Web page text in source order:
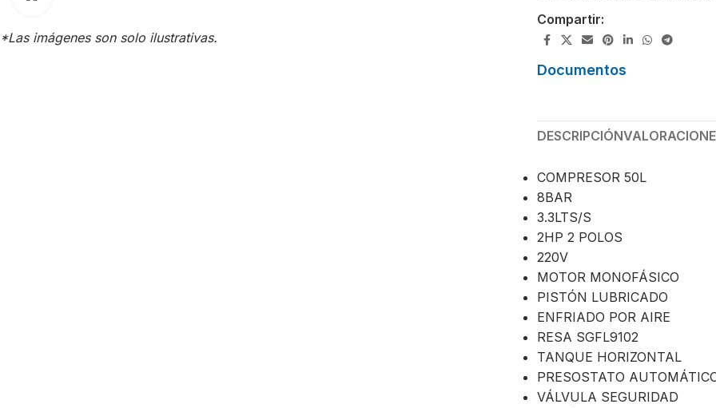
*Las imágenes son solo ilustrativas.
Compartir:
Documentos
DESCRIPCIÓN
COMPRESOR 50L
8BAR
3.3LTS/S
2HP 2 POLOS
220V
MOTOR MONOFÁSICO
PISTÓN LUBRICADO
ENFRIADO POR AIRE
RESA SGFL9102
TANQUE HORIZONTAL
PRESOSTATO
VÁLVULA SEGURIDAD